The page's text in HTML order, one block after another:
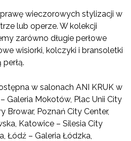
wieczorowych stylizacji w
lub operze. W kolekcji
zarówno długie perłowe
wisiorki, kolczyki i bransoletki
w salonach ANI KRUK w
Galeria Mokotów, Plac Unii City
Browar, Poznań City Center,
Katowice – Silesia City
Łódź – Galeria Łódzka,